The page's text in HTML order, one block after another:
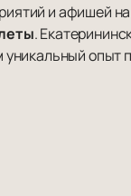
и афишей
.